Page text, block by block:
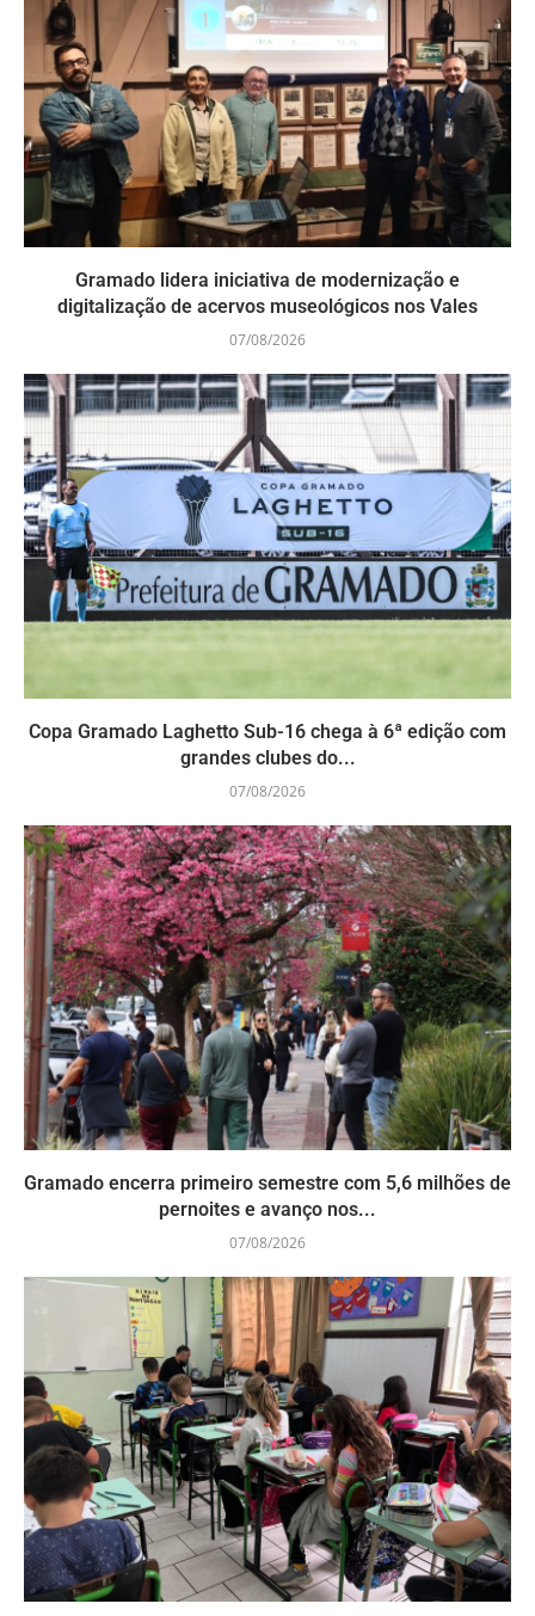
Gramado lidera iniciativa de modernização e
digitalização de acervos museológicos nos Vales
07/08/2026
Copa Gramado Laghetto Sub-16 chega à 6ª edição com
grandes clubes do...
07/08/2026
Gramado encerra primeiro semestre com 5,6 milhões de
pernoites e avanço nos...
07/08/2026